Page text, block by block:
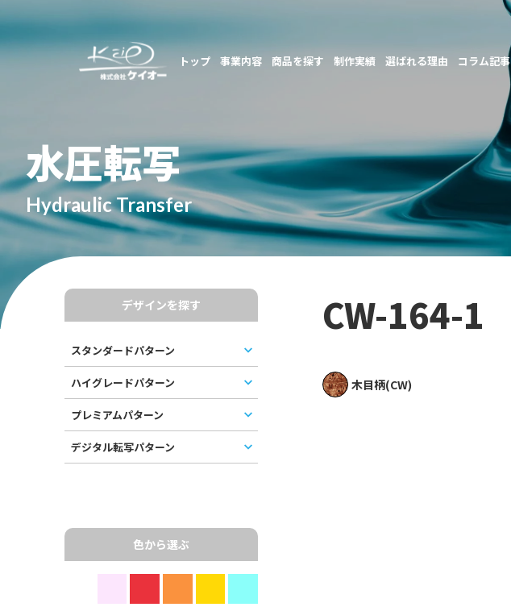
トップ 事業内容 商品を探す 制作実績 選ばれる理由 コラム記事
水圧転写
Hydraulic Transfer
デザインを探す
スタンダードパターン
ハイグレードパターン
プレミアムパターン
デジタル転写パターン
色から選ぶ
CW-164-1
木目柄(CW)